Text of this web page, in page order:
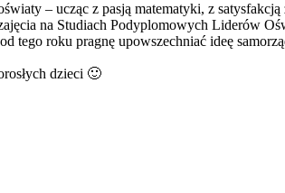
– ucząc z pasją matematyki, z
na Studiach Podyplomowych Liderów
tego roku pragnę upowszechniać ideę
dzieci 🙂